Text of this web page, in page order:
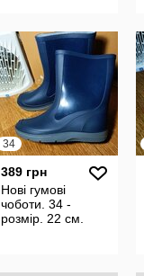
34
389 грн
Нові гумові
чоботи. 34 -
розмір. 22 см.